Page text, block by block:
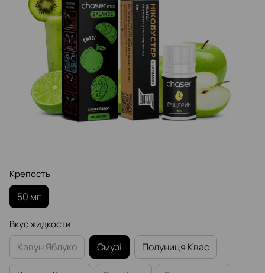
Крепость
50 мг
Вкус жидкости
Кавун Яблуко Смузі Полуниця Квас